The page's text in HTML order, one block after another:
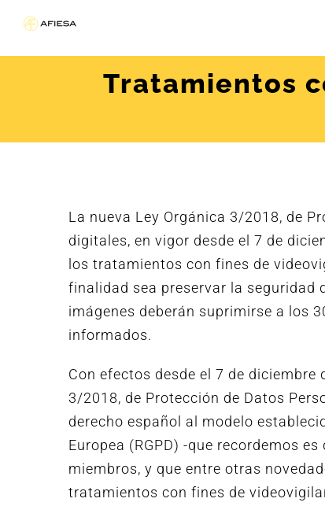
contenido
Tratamientos
La nueva Ley Orgánica 3/2018, de
digitales, en vigor desde el 7 de
los tratamientos con fines de
finalidad sea preservar la seguridad
imágenes deberán suprimirse a los
informados.
Con efectos desde el 7 de diciembre
3/2018, de Protección de Datos
derecho español al modelo
Europea (RGPD) -que recordemos
miembros, y que entre otras
tratamientos con fines de